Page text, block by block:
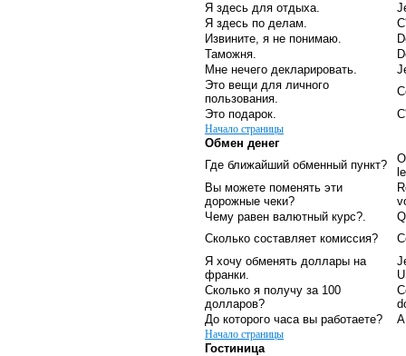
Я здесь для отдыха.
Я здесь по делам.
Извините, я не понимаю.
Таможня.
Мне нечего декларировать.
Это вещи для личного
пользования.
Это подарок.
Начало страницы
Обмен денег
Где ближайший обменный пункт?
Вы можете поменять эти
дорожные чеки?
Чему равен валютный курс?.
Сколько составляет комиссия?
Я хочу обменять доллары на
франки.
Сколько я получу за 100
долларов?
До которого часа вы работаете?
Начало страницы
Гостиница